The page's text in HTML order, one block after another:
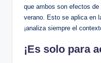
que ambos son efectos
verano. Esto se aplica en
¡analiza siempre el
¡Es solo para